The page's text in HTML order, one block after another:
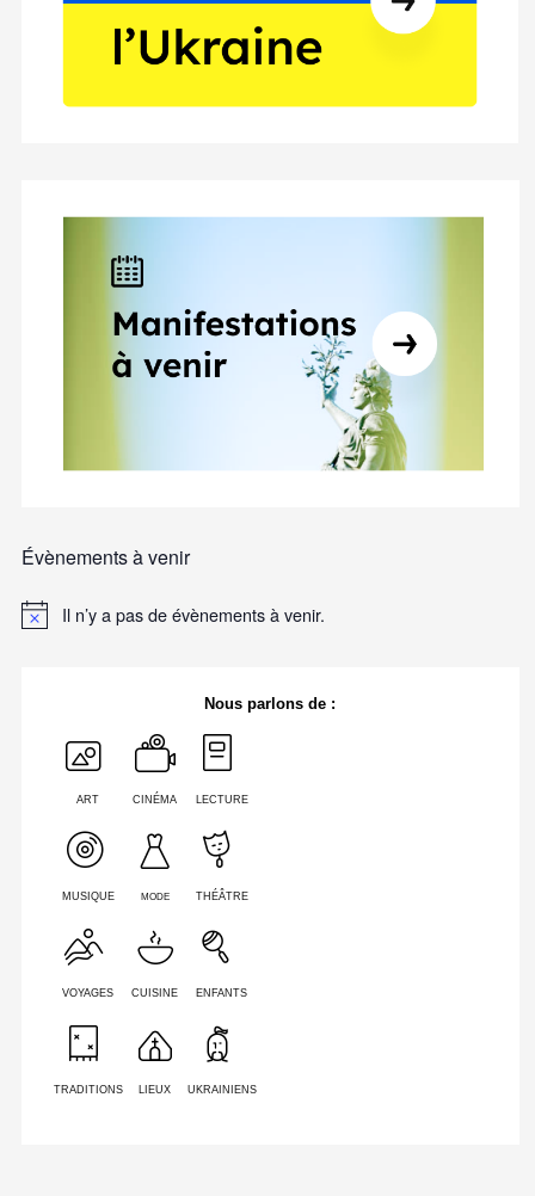
Évènements à venir
Il n’y a pas de évènements à venir.
Nous parlons de :
ART CINÉMA LECTURE
MUSIQUE MODE THÉÂTRE
VOYAGES CUISINE ENFANTS
TRADITIONS LIEUX UKRAINIENS